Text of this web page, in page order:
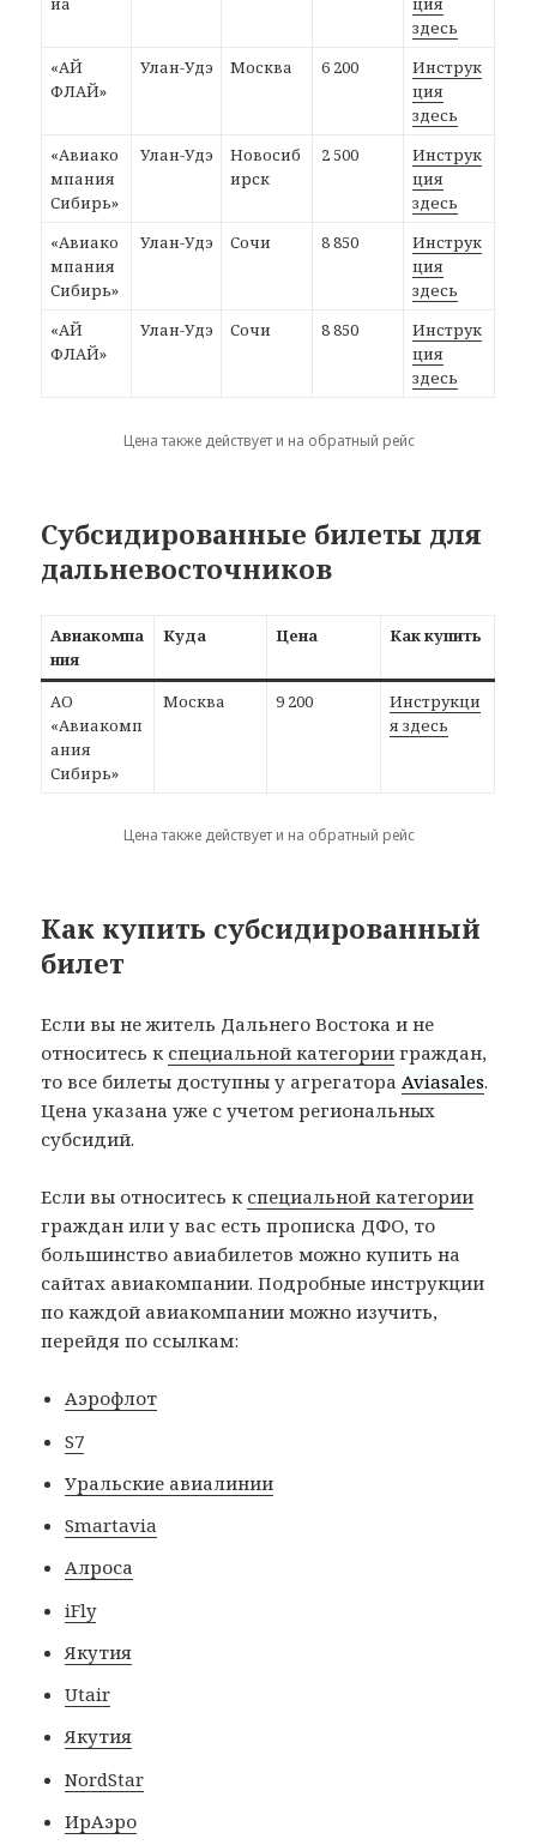
здесь
«АЙ
ФЛАЙ»
Улан-Удэ Москва 6 200
Инструк
ция
здесь
«Авиако
мпания
Сибирь»
Улан-Удэ
Новосиб
ирск
2 500
Инструк
ция
здесь
«Авиако
мпания
Сибирь»
Улан-Удэ Сочи 8 850
Инструк
ция
здесь
«АЙ
ФЛАЙ»
Улан-Удэ Сочи 8 850
Инструк
ция
здесь
Цена также действует и на обратный рейс
Субсидированные билеты для
дальневосточников
Авиакомпа
ния
Куда Цена Как купить
АО
«Авиакомп
ания
Сибирь»
Москва 9 200
Инструкци
я здесь
Цена также действует и на обратный рейс
Как купить субсидированный
билет
Если вы не житель Дальнего Востока и не
относитесь к специальной категории граждан,
то все билеты доступны у агрегатораAviasales.
Цена указана уже с учетом региональных
субсидий.
Если вы относитесь к специальной категории
граждан или у вас есть прописка ДФО, то
большинство авиабилетов можно купить на
сайтах авиакомпании. Подробные инструкции
по каждой авиакомпании можно изучить,
перейдя по ссылкам:
Аэрофлот
S7
Уральские авиалинии
Smartavia
Алроса
iFly
Якутия
Utair
Якутия
NordStar
ИрАэро